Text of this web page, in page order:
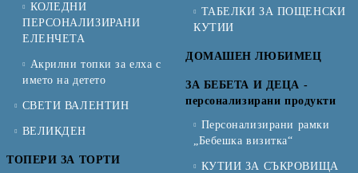
КОЛЕДНИ
ПЕРСОНАЛИЗИРАНИ
ЕЛЕНЧЕТА
Акрилни топки за елха с
името на детето
СВЕТИ ВАЛЕНТИН
ВЕЛИКДЕН
ТОПЕРИ ЗА ТОРТИ
ТАБЕЛКИ ЗА ПОЩЕНСКИ
КУТИИ
ДОМАШЕН ЛЮБИМЕЦ
ЗА БЕБЕТА И ДЕЦА -
персонализирани продукти
Персонализирани рамки
„Бебешка визитка“
КУТИИ ЗА СЪКРОВИЩА